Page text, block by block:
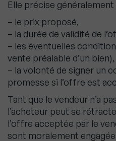
Elle précise généralement
– le prix proposé,
– la durée de validité de
– les éventuelles
vente préalable d’un bien),
– la volonté de signer un
promesse si l’offre est
Tant que le vendeur n’a
l’acheteur peut se
l’offre acceptée par le
sont moralement